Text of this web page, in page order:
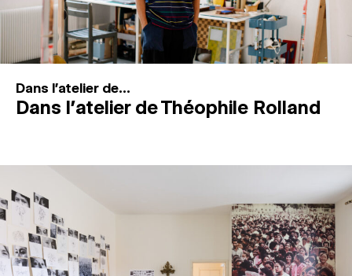
Connexion
Dans l'atelier de...
Dans l’atelier de Théophile Rolland